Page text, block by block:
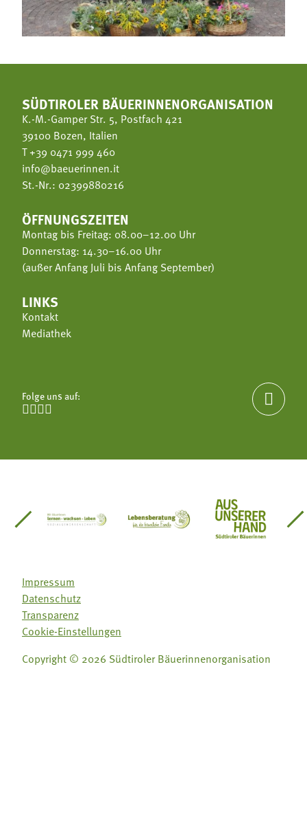
SÜDTIROLER BÄUERINNENORGANISATION
K.-M.-Gamper Str. 5, Postfach 421
39100 Bozen, Italien
T+39 0471 999 460
info@baeuerinnen.it
St.-Nr.: 02399880216
ÖFFNUNGSZEITEN
Montag bis Freitag: 08.00–12.00 Uhr
Donnerstag: 14.30–16.00 Uhr
(außer Anfang Juli bis Anfang September)
LINKS
Kontakt
Mediathek
Folge uns auf:


Südtirol
Gärtnervereinigung
Sozialgenossenschaft Mit Bäuerinnen lernen -
Lebensberatung für dieAus unserer
Impressum
Datenschutz
Transparenz
Cookie-Einstellungen
Copyright © 2026 Südtiroler Bäuerinnenorganisation